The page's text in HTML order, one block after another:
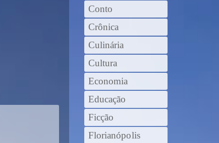
Conto
Crônica
Culinária
Cultura
Economia
Educação
Ficção
Florianópolis